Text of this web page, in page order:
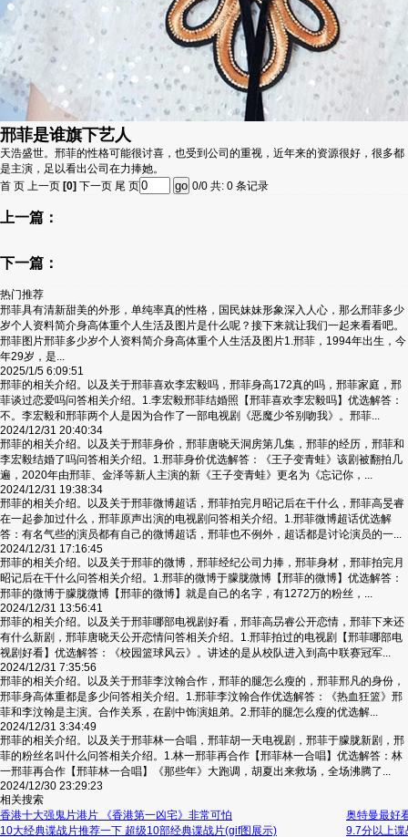
邢菲是谁旗下艺人
天浩盛世。邢菲的性格可能很讨喜，也受到公司的重视，近年来的资源很好，很多都
是主演，足以看出公司在力捧她。
首 页 上一页 [0] 下一页 尾 页 0/0 共: 0 条记录
上一篇：
下一篇：
热门推荐
邢菲具有清新甜美的外形，单纯率真的性格，国民妹妹形象深入人心，那么邢菲多少
岁个人资料简介身高体重个人生活及图片是什么呢？接下来就让我们一起来看看吧。
邢菲图片邢菲多少岁个人资料简介身高体重个人生活及图片1.邢菲，1994年出生，今
年29岁，是...
2025/1/5 6:09:51
邢菲的相关介绍。以及关于邢菲喜欢李宏毅吗，邢菲身高172真的吗，邢菲家庭，邢
菲谈过恋爱吗问答相关介绍。1.李宏毅邢菲结婚照【邢菲喜欢李宏毅吗】优选解答：
不。李宏毅和邢菲两个人是因为合作了一部电视剧《恶魔少爷别吻我》。邢菲...
2024/12/31 20:40:34
邢菲的相关介绍。以及关于邢菲身价，邢菲唐晓天洞房第几集，邢菲的经历，邢菲和
李宏毅结婚了吗问答相关介绍。1.邢菲身价优选解答：《王子变青蛙》该剧被翻拍几
遍，2020年由邢菲、金泽等新人主演的新《王子变青蛙》更名为《忘记你，...
2024/12/31 19:38:34
邢菲的相关介绍。以及关于邢菲微博超话，邢菲拍完月昭记后在干什么，邢菲高旻睿
在一起参加过什么，邢菲原声出演的电视剧问答相关介绍。1.邢菲微博超话优选解
答：有名气些的演员都有自己的微博超话，邢菲也不例外，超话都是讨论演员的一...
2024/12/31 17:16:45
邢菲的相关介绍。以及关于邢菲的微博，邢菲经纪公司力捧，邢菲身材，邢菲拍完月
昭记后在干什么问答相关介绍。1.邢菲的微博于朦胧微博【邢菲的微博】优选解答：
邢菲的微博于朦胧微博【邢菲的微博】就是自己的名字，有1272万的粉丝，...
2024/12/31 13:56:41
邢菲的相关介绍。以及关于邢菲哪部电视剧好看，邢菲高昮睿公开恋情，邢菲下来还
有什么新剧，邢菲唐晓天公开恋情问答相关介绍。1.邢菲拍过的电视剧【邢菲哪部电
视剧好看】优选解答：《校园篮球风云》。讲述的是从校队进入到高中联赛冠军...
2024/12/31 7:35:56
邢菲的相关介绍。以及关于邢菲李汶翰合作，邢菲的腿怎么瘦的，邢菲邢凡的身份，
邢菲身高体重都是多少问答相关介绍。1.邢菲李汶翰合作优选解答：《热血狂篮》邢
菲和李汶翰是主演。合作关系，在剧中饰演姐弟。2.邢菲的腿怎么瘦的优选解...
2024/12/31 3:34:49
邢菲的相关介绍。以及关于邢菲林一合唱，邢菲胡一天电视剧，邢菲于朦胧新剧，邢
菲的粉丝名叫什么问答相关介绍。1.林一邢菲再合作【邢菲林一合唱】优选解答：林
一邢菲再合作【邢菲林一合唱】《那些年》大跑调，胡夏出来救场，全场沸腾了...
2024/12/30 23:29:23
相关搜索
香港十大强鬼片港片 《香港第一凶宅》非常可怕
奥特曼最好
10大经典谍战片推荐一下 超级10部经典谍战片(gif图展示)
9.7分以上